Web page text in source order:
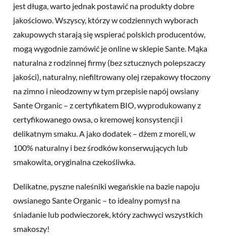
jest długa, warto jednak postawić na produkty dobre
jakościowo. Wszyscy, którzy w codziennych wyborach
zakupowych starają się wspierać polskich producentów,
mogą wygodnie zamówić je online w sklepie Sante. Mąka
naturalna z rodzinnej firmy (bez sztucznych polepszaczy
jakości), naturalny, niefiltrowany olej rzepakowy tłoczony
na zimno i nieodzowny w tym przepisie napój owsiany
Sante Organic – z certyfikatem BIO, wyprodukowany z
certyfikowanego owsa, o kremowej konsystencji i
delikatnym smaku. A jako dodatek – dżem z moreli, w
100% naturalny i bez środków konserwujących lub
smakowita, oryginalna czekośliwka.
Delikatne, pyszne naleśniki wegańskie na bazie napoju
owsianego Sante Organic – to idealny pomysł na
śniadanie lub podwieczorek, który zachwyci wszystkich
smakoszy!